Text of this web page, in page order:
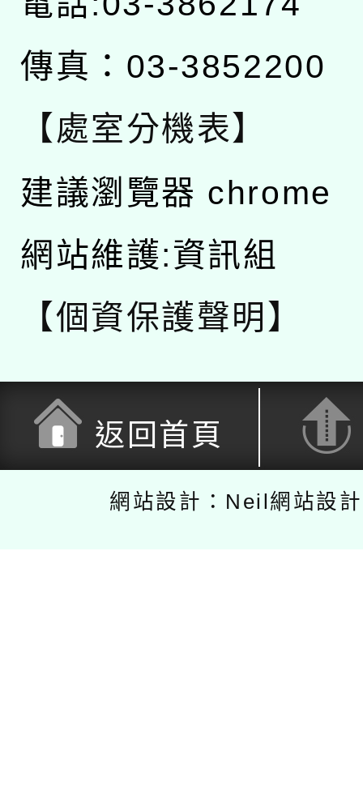
傳真：03-3852200
【處室分機表】
建議瀏覽器 chrome
網站維護:資訊組
【個資保護聲明】
返回首頁
網站設計：Neil網站設